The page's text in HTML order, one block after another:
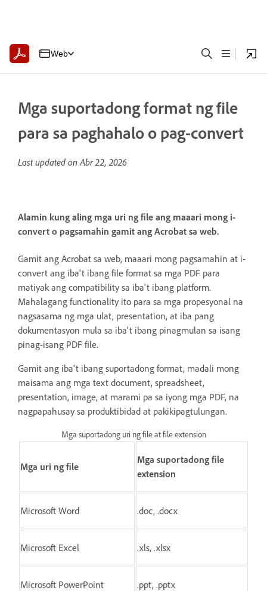
Web
Mga suportadong format ng file
para sa paghahalo o pag-convert
Last updated onAbr 22, 2026
Alamin kung aling mga uri ng file ang maaari mong i-
convert o pagsamahin gamit ang Acrobat sa web.
Gamit ang Acrobat sa web, maaari mong pagsamahin at i-
convert ang iba't ibang file format sa mga PDF para
matiyak ang compatibility sa iba't ibang platform.
Mahalagang functionality ito para sa mga propesyonal na
nagsasama ng mga ulat, presentation, at iba pang
dokumentasyon mula sa iba't ibang pinagmulan sa isang
pinag-isang PDF file.
Gamit ang iba't ibang suportadong format, madali mong
maisama ang mga text document, spreadsheet,
presentation, image, at marami pa sa iyong mga PDF, na
nagpapahusay sa produktibidad at pakikipagtulungan.
Mga suportadong uri ng file at file extension
Mga uri ng file
Mga suportadong file
extension
Microsoft Word .doc, .docx
Microsoft Excel .xls, .xlsx
Microsoft PowerPoint .ppt, .pptx